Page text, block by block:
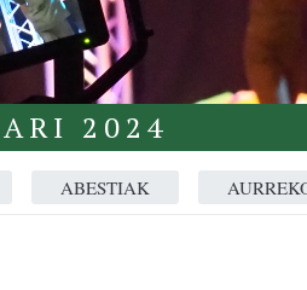
2024
ABESTIAK